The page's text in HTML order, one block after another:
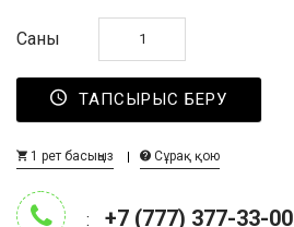
Саны
ТАПСЫРЫС БЕРУ
1 рет басыңыз Сұрақ қою
: +7 (777) 377-33-00